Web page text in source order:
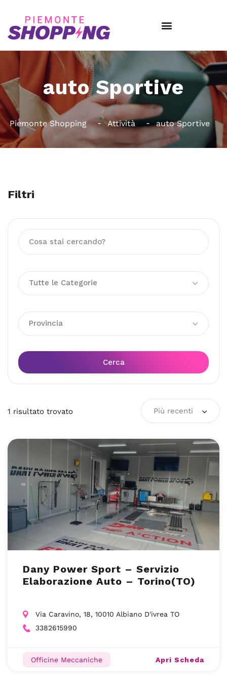
auto Sportive
Piemonte Shopping Attività auto Sportive
Filtri
Tutte le Categorie
Provincia
Cerca
1 risultato trovato Più recenti
Dany Power Sport – Servizio
Elaborazione Auto – Torino(TO)
Via Caravino, 18, 10010 Albiano D'ivrea TO
3382615990
Officine Meccaniche Apri Scheda